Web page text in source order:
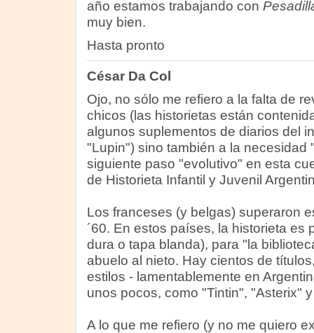
año estamos trabajando con
muy bien.
Hasta pronto
César Da Col
Ojo, no sólo me refiero a la falta de
chicos (las historietas están
algunos suplementos de diarios del
"Lupin") sino también a la necesidad
siguiente paso "evolutivo" en esta
de Historieta Infantil y Juvenil
Los franceses (y belgas) superaron
´60. En estos países, la historieta es
dura o tapa blanda), para "la
abuelo al nieto. Hay cientos de
estilos - lamentablemente en
unos pocos, como "Tintin", "Asterix"
A lo que me refiero (y no me quiero